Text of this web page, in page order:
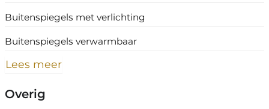
Buitenspiegels met verlichting
Buitenspiegels verwarmbaar
Lees meer
Overig